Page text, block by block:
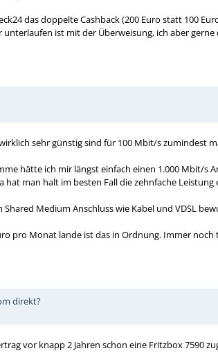
das doppelte Cashback (200 Euro statt 100
ist mit der Überweisung, ich aber
sehr günstig sind für 100 Mbit/s zumindest
hätte ich mir längst einfach einen 1.000 Mbit/s
man halt im besten Fall die zehnfache Leistung
Medium Anschluss wie Kabel und VDSL
pro Monat lande ist das in Ordnung. Immer
direkt?
vor knapp 2 Jahren schon eine Fritzbox 7590